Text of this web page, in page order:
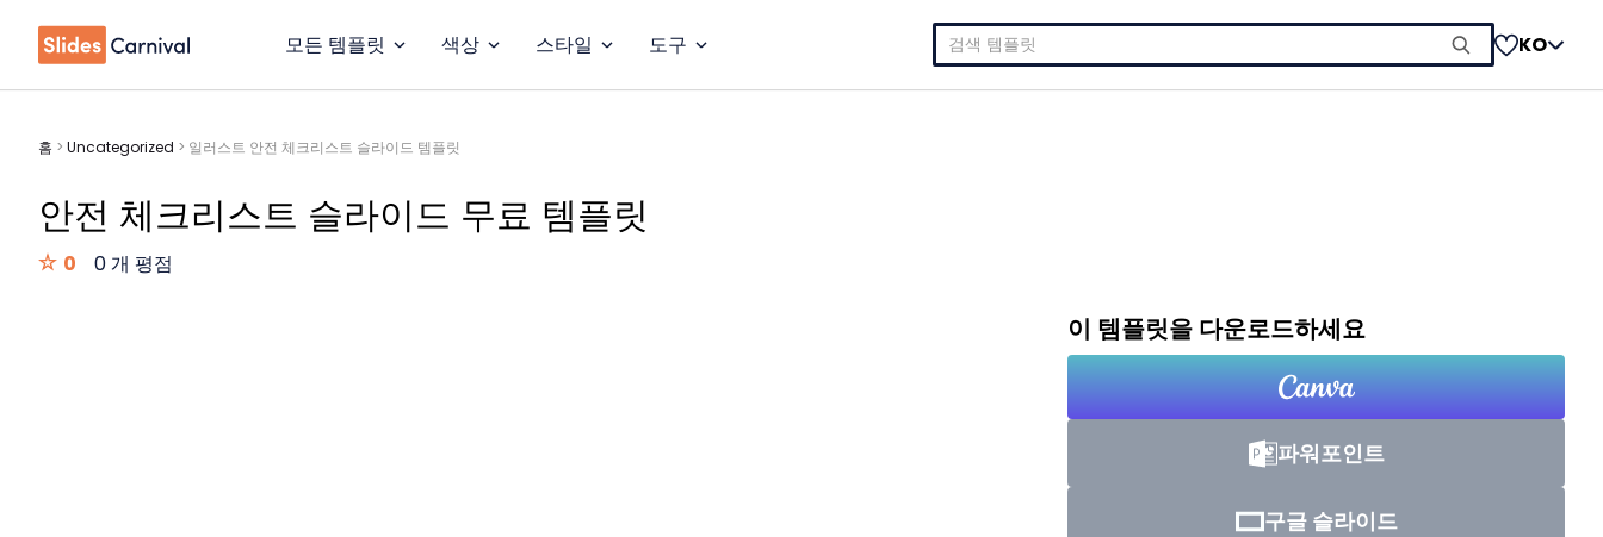
모든 템플릿 색상 스타일 도구
색:
KO
홈 > Uncategorized > 일러스트 안전 체크리스트 슬라이드 템플릿
안전 체크리스트 슬라이드 무료 템플릿
0 0 개 평점
이 템플릿을 다운로드하세요
파워포인트
구글 슬라이드